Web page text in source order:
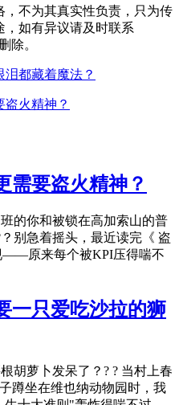
不为其真实性负责，只为传
，如有异议请及时联系
除。
都藏着魔法？
盗火精神？
需要盗火精神？
的你和被锁在高加索山的普
别急着摇头，最近读完《 盗
——原来每个被KPI压得喘不
一只爱吃沙拉的狮
胡萝卜发呆了？? ? 当村上春
蹲坐在维也纳动物园时，我